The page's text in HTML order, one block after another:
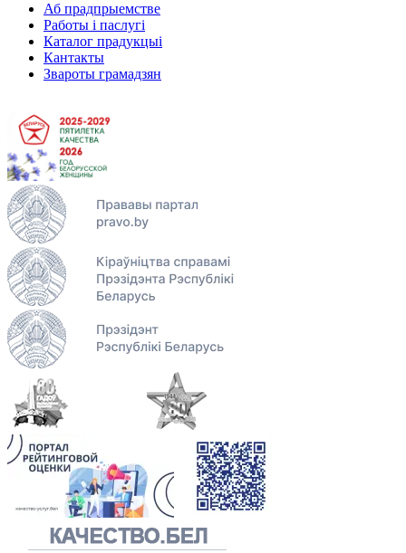
Аб прадпрыемстве
Работы і паслугі
Каталог прадукцыі
Кантакты
Звароты грамадзян